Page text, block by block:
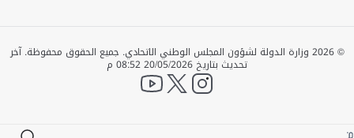
©
2026 وزارة الدولة لشؤون المجلس الوطني الاتحادي. جميع الحقوق محفوظة.آخر
تحديث بتاريخ 20/05/2026 08:52 م
instagram
twitter
YouTube